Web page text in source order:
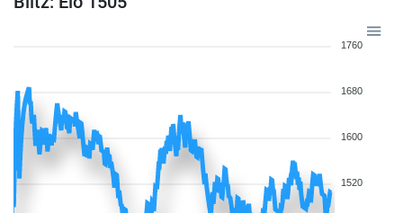
1760
1680
1600
1520